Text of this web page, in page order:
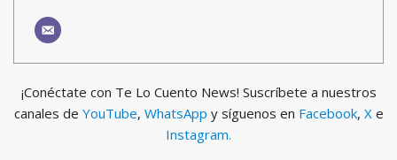
¡Conéctate con Te Lo Cuento News! Suscríbete a nuestros
canales de YouTube, WhatsApp y síguenos en Facebook, X e
Instagram.